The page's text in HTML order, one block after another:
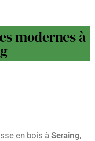
modernes à
en bois à Seraing,